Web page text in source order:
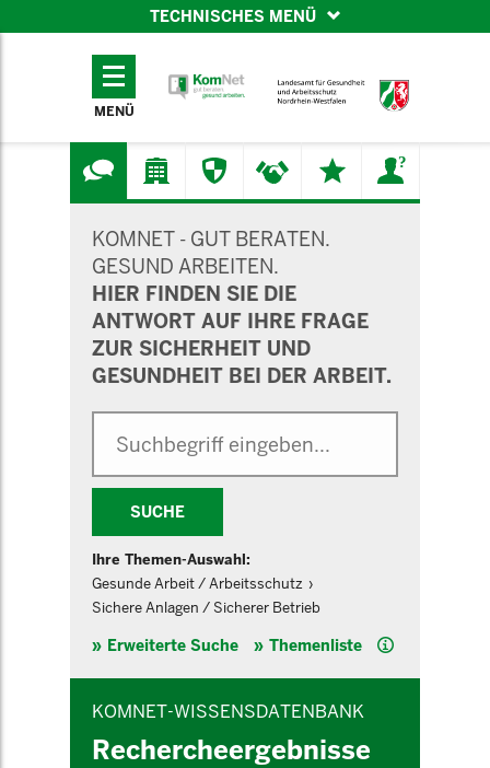
TECHNISCHES MENÜ
TECHNISCHES
MENÜ
KOMNET - GUT BERATEN.
GESUND ARBEITEN.
HIER FINDEN SIE DIE
ANTWORT AUF IHRE FRAGE
ZUR SICHERHEIT UND
GESUNDHEIT BEI DER ARBEIT.
SUCHE
Ihre Themen-Auswahl:
Gesunde Arbeit / Arbeitsschutz
Sichere Anlagen / Sicherer Betrieb
Erweiterte Suche Themenliste Hilfe
KOMNET-WISSENSDATENBANK
Rechercheergebnisse